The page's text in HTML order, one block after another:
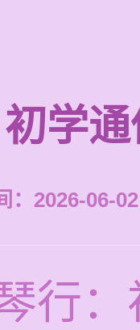
初学
：2026-06-
行